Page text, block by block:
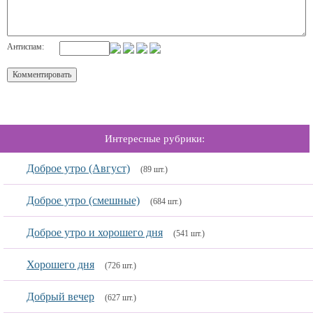
Антиспам:
Интересные рубрики:
Доброе утро (Август) (89 шт.)
Доброе утро (смешные) (684 шт.)
Доброе утро и хорошего дня (541 шт.)
Хорошего дня (726 шт.)
Добрый вечер (627 шт.)